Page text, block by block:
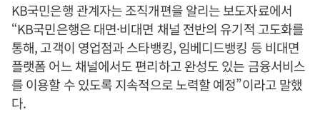
KB국민은행 관계자는 조직개편을 알리는 보도자료에서
“KB국민은행은 대면·비대면 채널 전반의 유기적 고도화를
통해, 고객이 영업점과 스타뱅킹, 임베디드뱅킹 등 비대면
플랫폼 어느 채널에서도 편리하고 완성도 있는 금융서비스
를 이용할 수 있도록 지속적으로 노력할 예정”이라고 말했
다.